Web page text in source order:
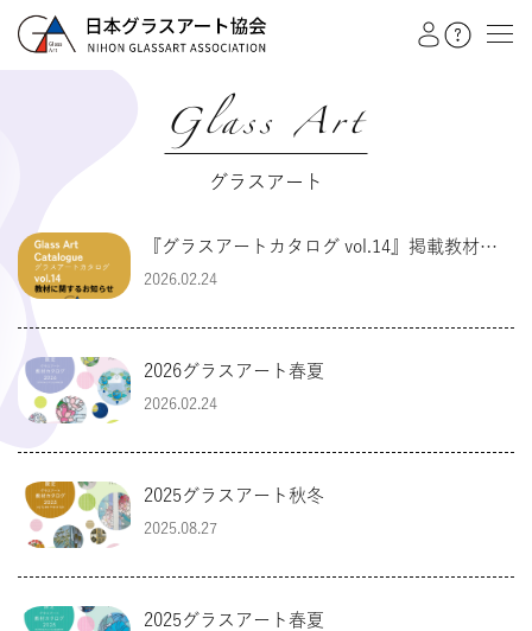
イベント
作品展
カテゴリー
シルエットアート
タイルクラフト
Glass Art
グラスアート
『グラスアートカタログ vol.14』掲載教材に
関するお知らせ
2026.02.24
2026グラスアート春夏
2026.02.24
2025グラスアート秋冬
2025.08.27
2025グラスアート春夏